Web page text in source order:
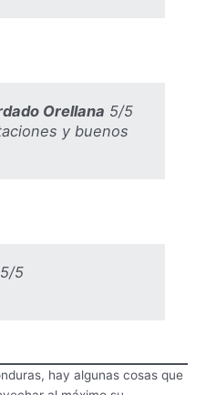
Orellana 5/5
y buenos
5
hay algunas cosas que